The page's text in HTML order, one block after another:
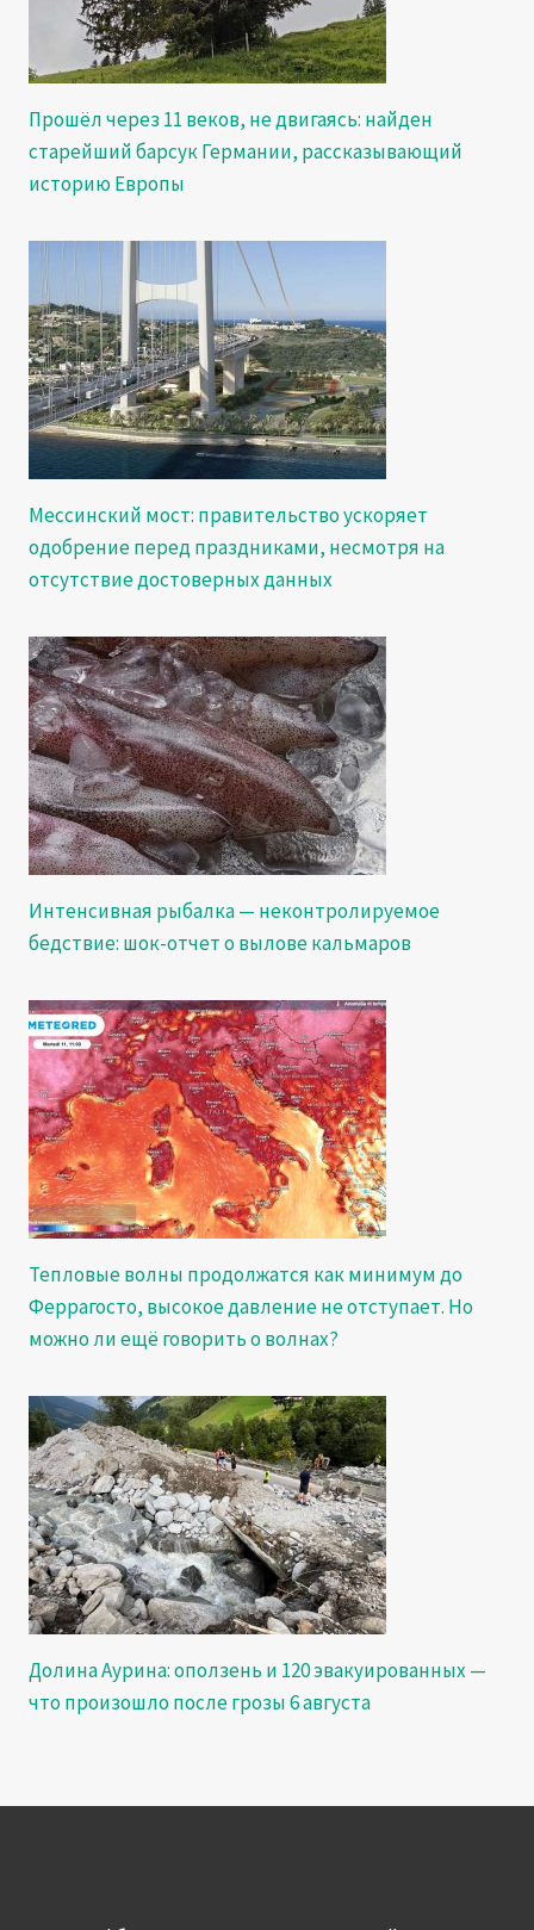
Прошёл через 11 веков, не двигаясь: найден
старейший барсук Германии, рассказывающий
историю Европы
Мессинский мост: правительство ускоряет
одобрение перед праздниками, несмотря на
отсутствие достоверных данных
Интенсивная рыбалка — неконтролируемое
бедствие: шок-отчет о вылове кальмаров
Тепловые волны продолжатся как минимум до
Феррагосто, высокое давление не отступает. Но
можно ли ещё говорить о волнах?
Долина Аурина: оползень и 120 эвакуированных —
что произошло после грозы 6 августа